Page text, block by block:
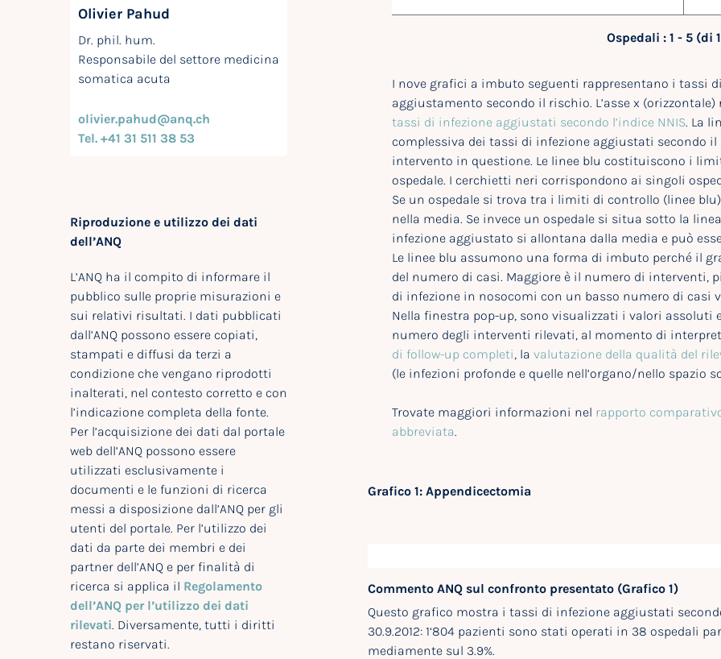
Olivier Pahud
Dr. phil. hum.
Responsabile del settore medicina
somatica acuta
olivier.pahud@anq.ch
Tel. +41 31 511 38 53
Riproduzione e utilizzo dei dati
dell’ANQ
L’ANQ ha il compito di informare il
pubblico sulle proprie misurazioni e
sui relativi risultati. I dati pubblicati
dall’ANQ possono essere copiati,
stampati e diffusi da terzi a
condizione che vengano riprodotti
inalterati, nel contesto corretto e con
l’indicazione completa della fonte.
Per l’acquisizione dei dati dal portale
web dell’ANQ possono essere
utilizzati esclusivamente i
documenti e le funzioni di ricerca
messi a disposizione dall’ANQ per gli
utenti del portale. Per l’utilizzo dei
dati da parte dei membri e dei
partner dell’ANQ e per finalità di
ricerca si applica il Regolamento
dell’ANQ per l’utilizzo dei dati
rilevati. Diversamente, tutti i diritti
restano riservati.
Ospedali : 1 - 5 (di
I nove grafici a imbuto seguenti rappresentano i tassi
aggiustamento secondo il rischio. L’asse x
tassi di infezione aggiustati secondo l’indice NNIS. La
complessiva dei tassi di infezione aggiustati secondo
intervento in questione. Le linee blu costituiscono i
ospedale. I cerchietti neri corrispondono ai singoli
Se un ospedale si trova tra i limiti di controllo (linee
nella media. Se invece un ospedale si situa sotto la
infezione aggiustato si allontana dalla media e può
Le linee blu assumono una forma di imbuto perché il
del numero di casi. Maggiore è il numero di interventi,
di infezione in nosocomi con un basso numero di casi
Nella finestra pop-up, sono visualizzati i valori assoluti
numero degli interventi rilevati, al momento di
di follow-up completi, la valutazione della qualità del
(le infezioni profonde e quelle nell’organo/nello spazio
Trovate maggiori informazioni nel rapporto
abbreviata.
Grafico 1: Appendicectomia
Commento ANQ sul confronto presentato (Grafico 1)
Questo grafico mostra i tassi di infezione aggiustati secondo
30.9.2012: 1‘804 pazienti sono stati operati in 38 ospedali
mediamente sul 3.9%.